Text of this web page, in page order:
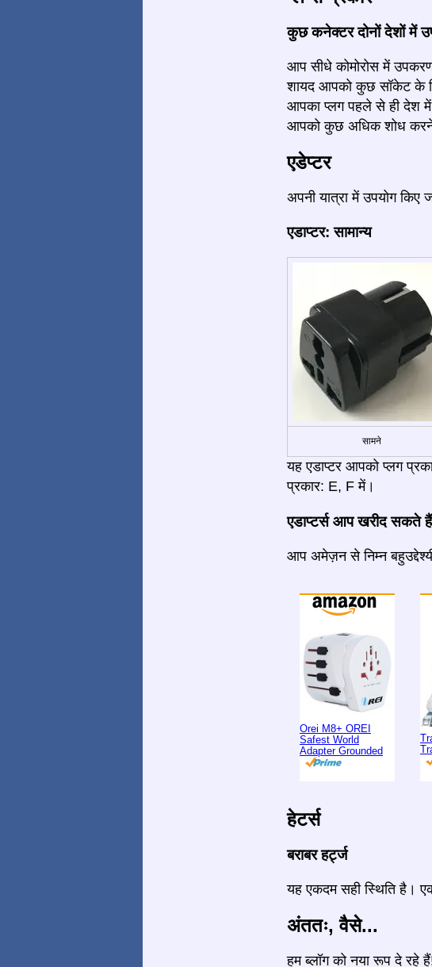
कुछ कनेक्टर दोनों देशों में
आप सीधे कोमोरोस में
शायद आपको कुछ सॉकेट के
आपका प्लग पहले से ही देश
आपको कुछ अधिक शोध करने
एडेप्टर
अपनी यात्रा में उपयोग किए
एडाप्टर: सामान्य
सामने
यह एडाप्टर आपको प्लग
प्रकार: E, F में।
एडाप्टर्स आप खरीद सकते हैं
आप अमेज़न से निम्न
Orei M8+ OREI
Safest World
Adapter Grounded
हेटर्स
बराबर हर्ट्ज
यह एकदम सही स्थिति है।
अंततः, वैसे...
हम ब्लॉग को नया रूप दे रहे